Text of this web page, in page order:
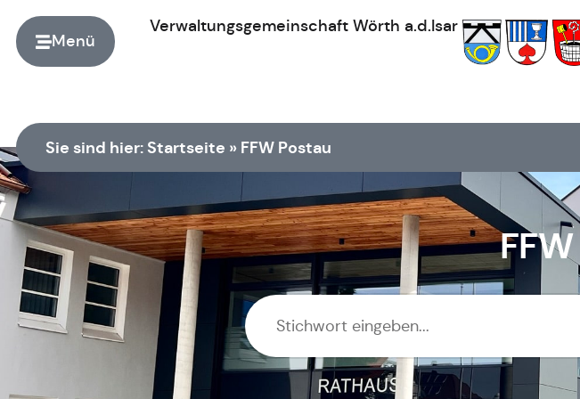
Menü
Verwaltungsgemeinschaft Wörth a.d.Isar
Sie sind hier: Startseite » FFW Postau